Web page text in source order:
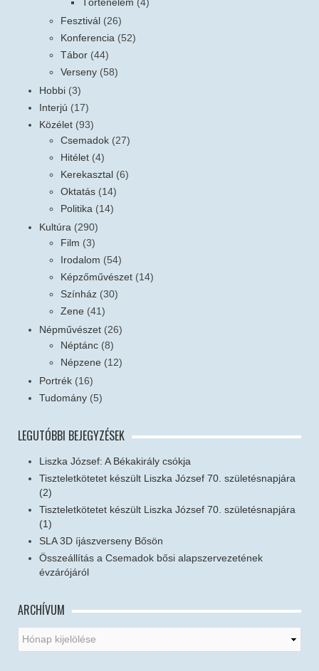
Fesztivál (26)
Konferencia (52)
Tábor (44)
Verseny (58)
Hobbi (3)
Interjú (17)
Közélet (93)
Csemadok (27)
Hitélet (4)
Kerekasztal (6)
Oktatás (14)
Politika (14)
Kultúra (290)
Film (3)
Irodalom (54)
Képzőművészet (14)
Színház (30)
Zene (41)
Népművészet (26)
Néptánc (8)
Népzene (12)
Portrék (16)
Tudomány (5)
LEGUTÓBBI BEJEGYZÉSEK
Liszka József: A Békakirály csókja
Tiszteletkötetet készült Liszka József 70. születésnapjára
(2)
Tiszteletkötetet készült Liszka József 70. születésnapjára
(1)
SLA 3D íjászverseny Bősön
Összeállítás a Csemadok bősi alapszervezetének
évzárójáról
ARCHÍVUM